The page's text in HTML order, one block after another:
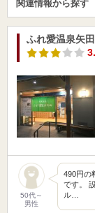
関連情報から探す
ふれ愛温泉矢田
50代～
男性
490円の
です。
ル…